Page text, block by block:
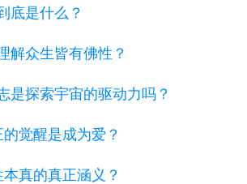
底是什么？
解众生皆有佛性？
是探索宇宙的驱动力吗？
觉醒是成为爱？
真的真正涵义？